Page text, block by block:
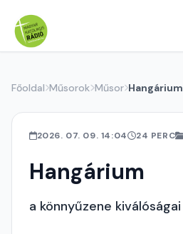
Főoldal Műsorok Műsor Hangárium
2026. 07. 09. 14:04 24 PERC
Hangárium
a könnyűzene kiválóságai